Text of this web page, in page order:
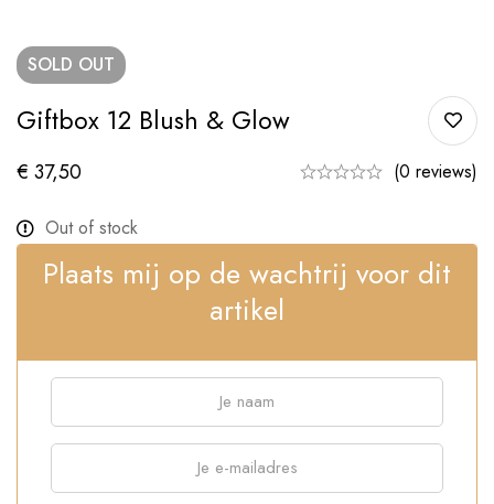
SOLD OUT
Giftbox 12 Blush & Glow
€ 37,50 (0 reviews)
Out of stock
Plaats mij op de wachtrij voor dit
artikel